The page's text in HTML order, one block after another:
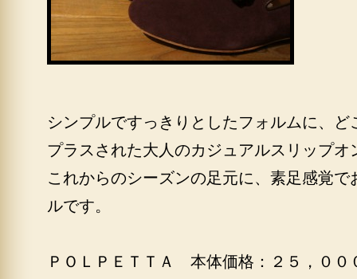
シンプルですっきりとしたフォルムに、
プラスされた大人のカジュアルスリップオ
これからのシーズンの足元に、素足感覚
ルです。
ＰＯＬＰＥＴＴＡ 本体価格：２５，００